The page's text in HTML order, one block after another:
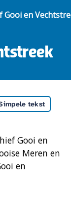
Gooi en
tekst
Gooi en
Meren en
en